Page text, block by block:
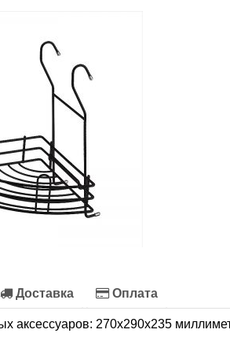
Доставка Оплата
аксессуаров: 270x290x235